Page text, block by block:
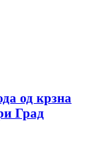
од крзна
Град